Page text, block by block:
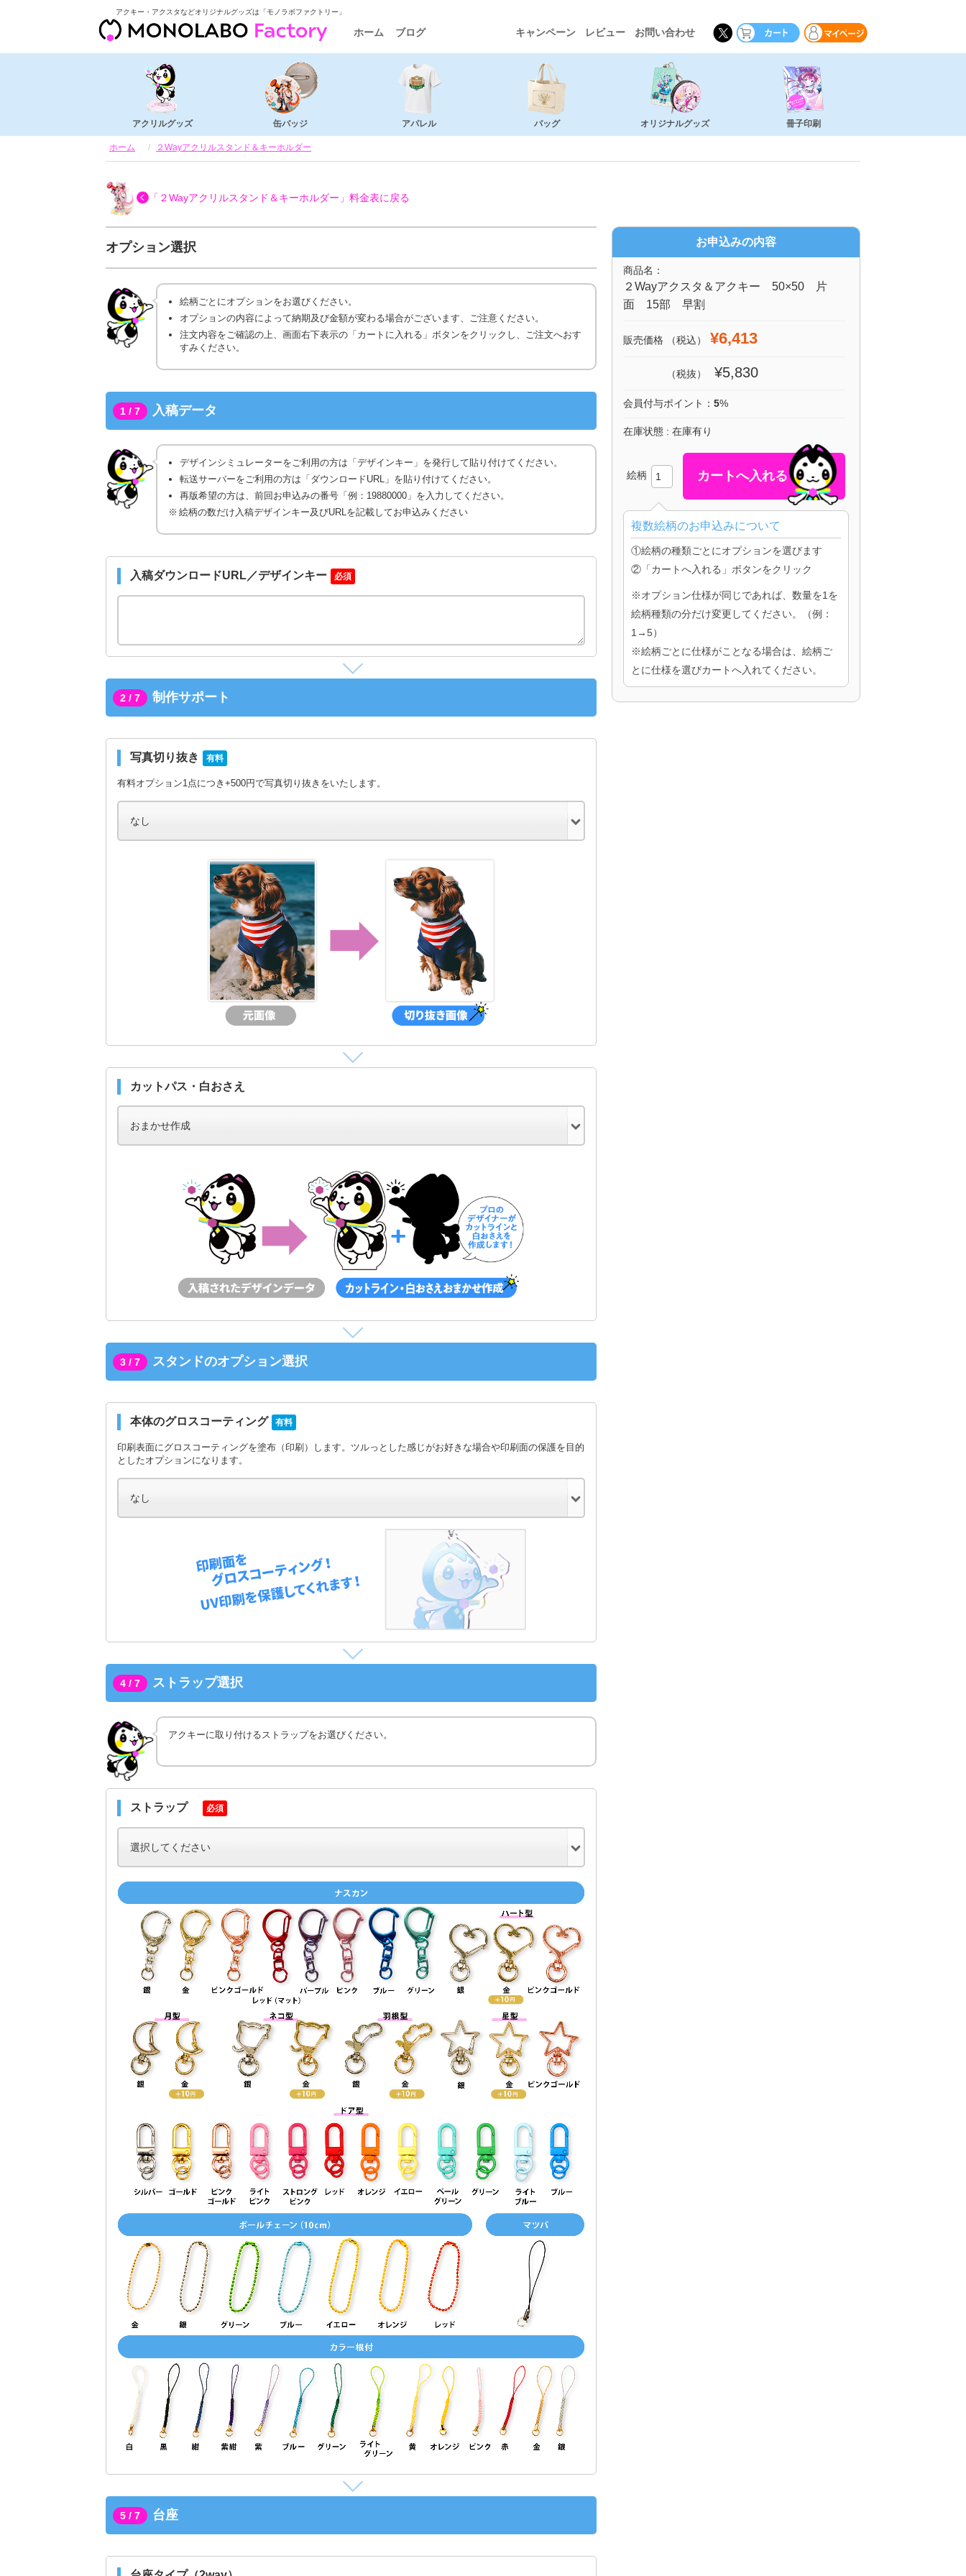
アクキー・アクスタなどオリジナルグッズは「モノラボファクトリー」
ホーム ブログ キャンペーン レビュー お問い合わせ
アクリルグッズ 缶バッジ アパレル バッグ オリジナルグッズ 冊子印刷
ホーム ２Wayアクリルスタンド＆キーホルダー
「２Wayアクリルスタンド＆キーホルダー」 料金表に戻る
オプション選択
絵柄ごとにオプションをお選びください。
オプションの内容によって納期及び金額が変わる場合がございます、ご注意ください。
注文内容をご確認の上、画面右下表示の「カートに入れる」ボタンをクリックし、ご注文へおす
すみください。
1 / 7 入稿データ
デザインシミュレーターをご利用の方は「デザインキー」を発行して貼り付けてください。
転送サーバーをご利用の方は「ダウンロードURL」を貼り付けてください。
再版希望の方は、前回お申込みの番号「例：19880000」を入力してください。
絵柄の数だけ入稿デザインキー及びURLを記載してお申込みください
入稿ダウンロードURL／デザインキー 必須
2 / 7 制作サポート
写真切り抜き 有料
有料オプション1点につき+500円で写真切り抜きをいたします。
カットパス・白おさえ
3 / 7 スタンドのオプション選択
本体のグロスコーティング 有料
印刷表面にグロスコーティングを塗布（印刷）します。ツルっとした感じがお好きな場合や印刷面の保護を目的
としたオプションになります。
4 / 7 ストラップ選択
アクキーに取り付けるストラップをお選びください。
ストラップ 必須
5 / 7 台座
お申込みの内容
商品名：
２Wayアクスタ＆アクキー 50×50 片
面 15部 早割
販売価格 （税込） ¥6,413
（税抜） ¥5,830
会員付与ポイント： 5%
在庫状態 : 在庫有り
絵柄
複数絵柄のお申込みについて
①絵柄の種類ごとにオプションを選びます
②「カートへ入れる」ボタンをクリック
※オプション仕様が同じであれば、数量を1を
絵柄種類の分だけ変更してください。（例：
1→5）
※絵柄ごとに仕様がことなる場合は、絵柄ご
とに仕様を選びカートへ入れてください。